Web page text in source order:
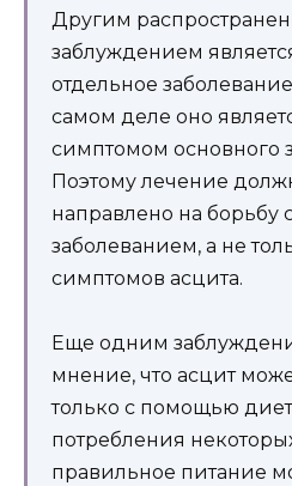
Другим
заблуждением
отдельное
самом деле оно
симптомом основного
Поэтому лечение
направлено на борьбу
заболеванием, а не
симптомов асцита.
Еще одним
мнение, что асцит
только с помощью
потребления
правильное питание